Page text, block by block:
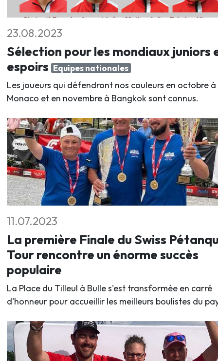
23.08.2023
Sélection pour les mondiaux juniors
espoirs Equipes nationales
Les joueurs qui défendront nos couleurs en octobre à
Monaco et en novembre à Bangkok sont connus.
11.07.2023
La première Finale du Swiss
Tour rencontre un énorme succès
populaire
La Place du Tilleul à Bulle s'est transformée en carré
d'honneur pour accueillir les meilleurs boulistes du